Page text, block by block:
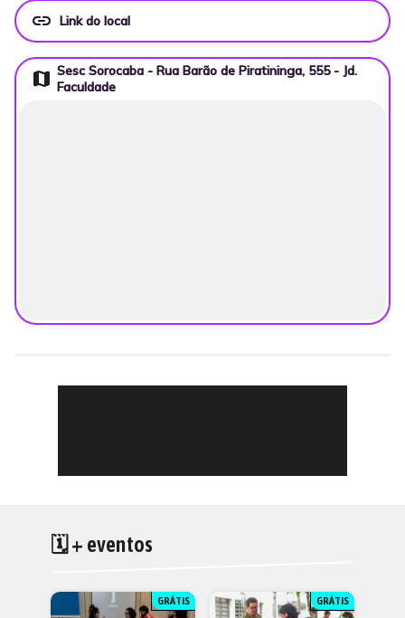
link Link do local
map Sesc Sorocaba - Rua Barão de Piratininga, 555 - Jd.
Faculdade
🗓 + eventos
GRÁTIS GRÁTIS